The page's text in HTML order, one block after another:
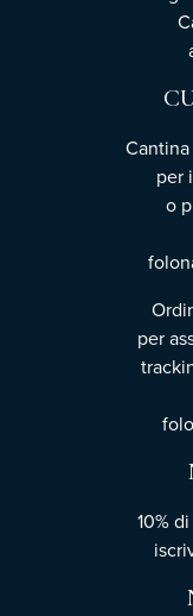
per
o
per
10%